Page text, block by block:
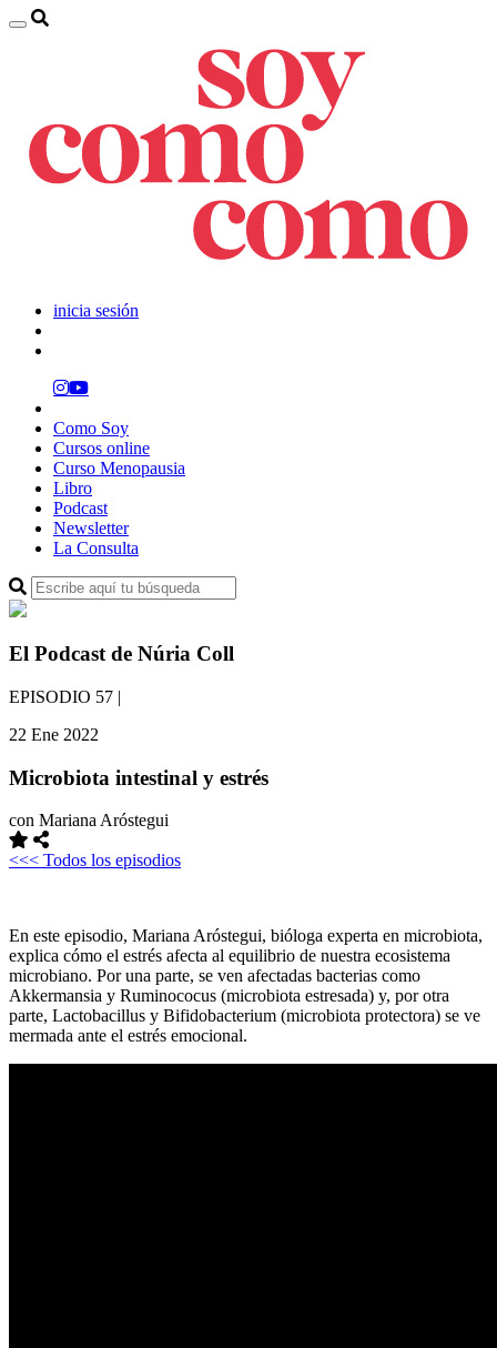
inicia sesión
Como Soy
Cursos online
Curso Menopausia
Libro
Podcast
Newsletter
La Consulta
El Podcast de Núria Coll
EPISODIO 57 |
22 Ene 2022
Microbiota intestinal y estrés
con Mariana Aróstegui
<<< Todos los episodios
En este episodio, Mariana Aróstegui, bióloga experta en microbiota,
explica cómo el estrés afecta al equilibrio de nuestra ecosistema
microbiano. Por una parte, se ven afectadas bacterias como
Akkermansia y Ruminococus (microbiota estresada) y, por otra
parte, Lactobacillus y Bifidobacterium (microbiota protectora) se ve
mermada ante el estrés emocional.